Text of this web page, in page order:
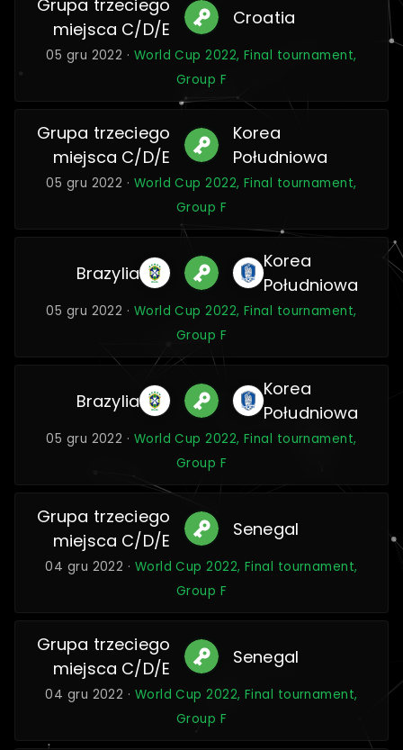
Grupa trzeciego
miejsca C/D/E
Croatia
05 gru 2022 · World Cup 2022, Final tournament,
Group F
Grupa trzeciego
miejsca C/D/E
Korea
Południowa
05 gru 2022 · World Cup 2022, Final tournament,
Group F
Brazylia
Korea
Południowa
05 gru 2022 · World Cup 2022, Final tournament,
Group F
Brazylia
Korea
Południowa
05 gru 2022 · World Cup 2022, Final tournament,
Group F
Grupa trzeciego
miejsca C/D/E
Senegal
04 gru 2022 · World Cup 2022, Final tournament,
Group F
Grupa trzeciego
miejsca C/D/E
Senegal
04 gru 2022 · World Cup 2022, Final tournament,
Group F